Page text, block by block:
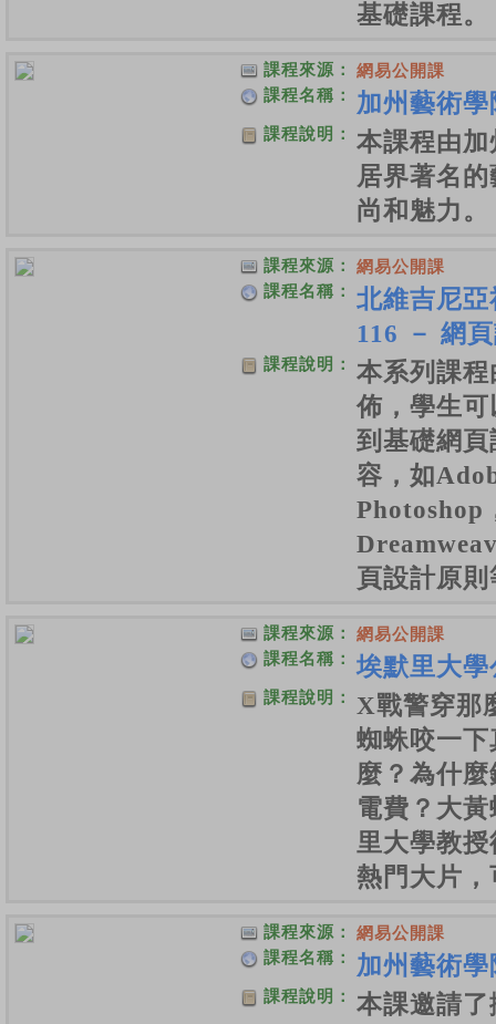
基礎課程。
課程來源：
網易公開課
課程名稱：
加州藝術
課程說明：
本課程由
居界著名
尚和魅力。
課程來源：
網易公開課
課程名稱：
北維吉尼
116 － 網
課程說明：
本系列課
佈，學生
到基礎網
容，如
Photoshop
頁設計原則
課程來源：
網易公開課
課程名稱：
埃默里大
課程說明：
X戰警穿那
蜘蛛咬一
麼？為什
電費？大
里大學教
熱門大片
課程來源：
網易公開課
課程名稱：
加州藝術
課程說明：
本課邀請